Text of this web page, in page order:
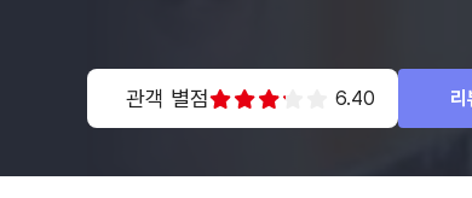
관객 별점 6.40 리